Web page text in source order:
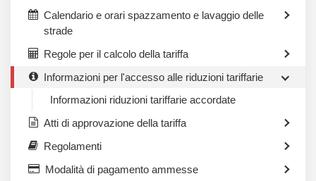
Calendario e orari spazzamento e lavaggio delle
strade
Regole per il calcolo della tariffa
Informazioni per l'accesso alle riduzioni tariffarie
Informazioni riduzioni tariffarie accordate
Atti di approvazione della tariffa
Regolamenti
Modalità di pagamento ammesse